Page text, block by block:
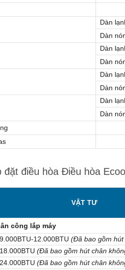
Dàn
Dàn
Dàn
Dàn
Dàn
Dàn
Dàn
Dàn
đặt điều hòa Điều hòa
VẬT TƯ
công lắp máy
12.000BTU (Đã bao gồm hút
(Đã bao gồm hút chân
(Đã bao gồm hút chân